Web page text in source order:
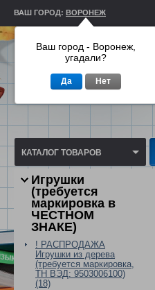
ВАШ ГОРОД: ВОРОНЕЖ
КАТАЛОГ ТОВАРОВ
Игрушки
(требуется
маркировка в
ЧЕСТНОМ
ЗНАКЕ)
! РАСПРОДАЖА
Игрушки из дерева
(требуется маркировка,
ТН ВЭД: 9503006100)
(18)
Ваш город - Воронеж,
угадали?
Да Нет